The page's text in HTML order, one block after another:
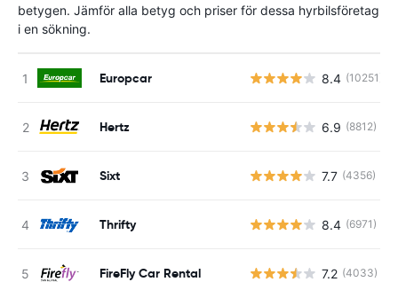
betygen. Jämför alla betyg och priser för dessa hyrbilsföretag
i en sökning.
Europcar 8.4 (10251)
Hertz 6.9 (8812)
Sixt 7.7 (4356)
Thrifty 8.4 (6971)
FireFly Car Rental 7.2 (4033)